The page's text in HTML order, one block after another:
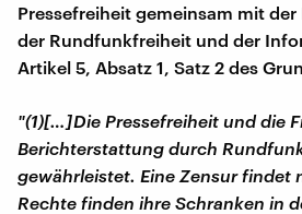
Pressefreiheit gemeinsam mit
der Rundfunkfreiheit und der
Artikel 5, Absatz 1, Satz 2 des
"(1)[…]Die Pressefreiheit und die
Berichterstattung durch
gewährleistet. Eine Zensur findet
Rechte finden ihre Schranken in